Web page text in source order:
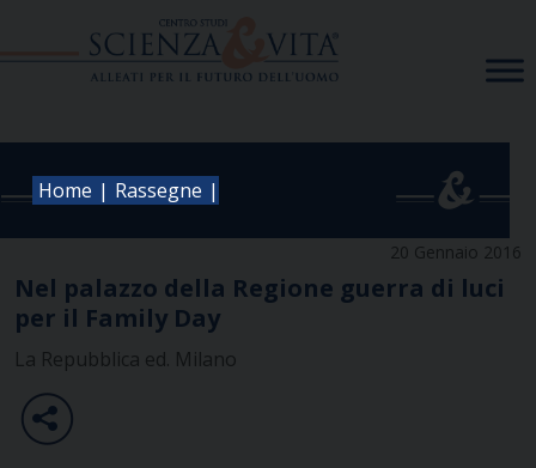
Home | Rassegne |
20 Gennaio 2016
Nel palazzo della Regione guerra di luci
per il Family Day
La Repubblica ed. Milano